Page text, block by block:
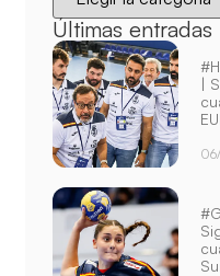
Últimas entradas
|